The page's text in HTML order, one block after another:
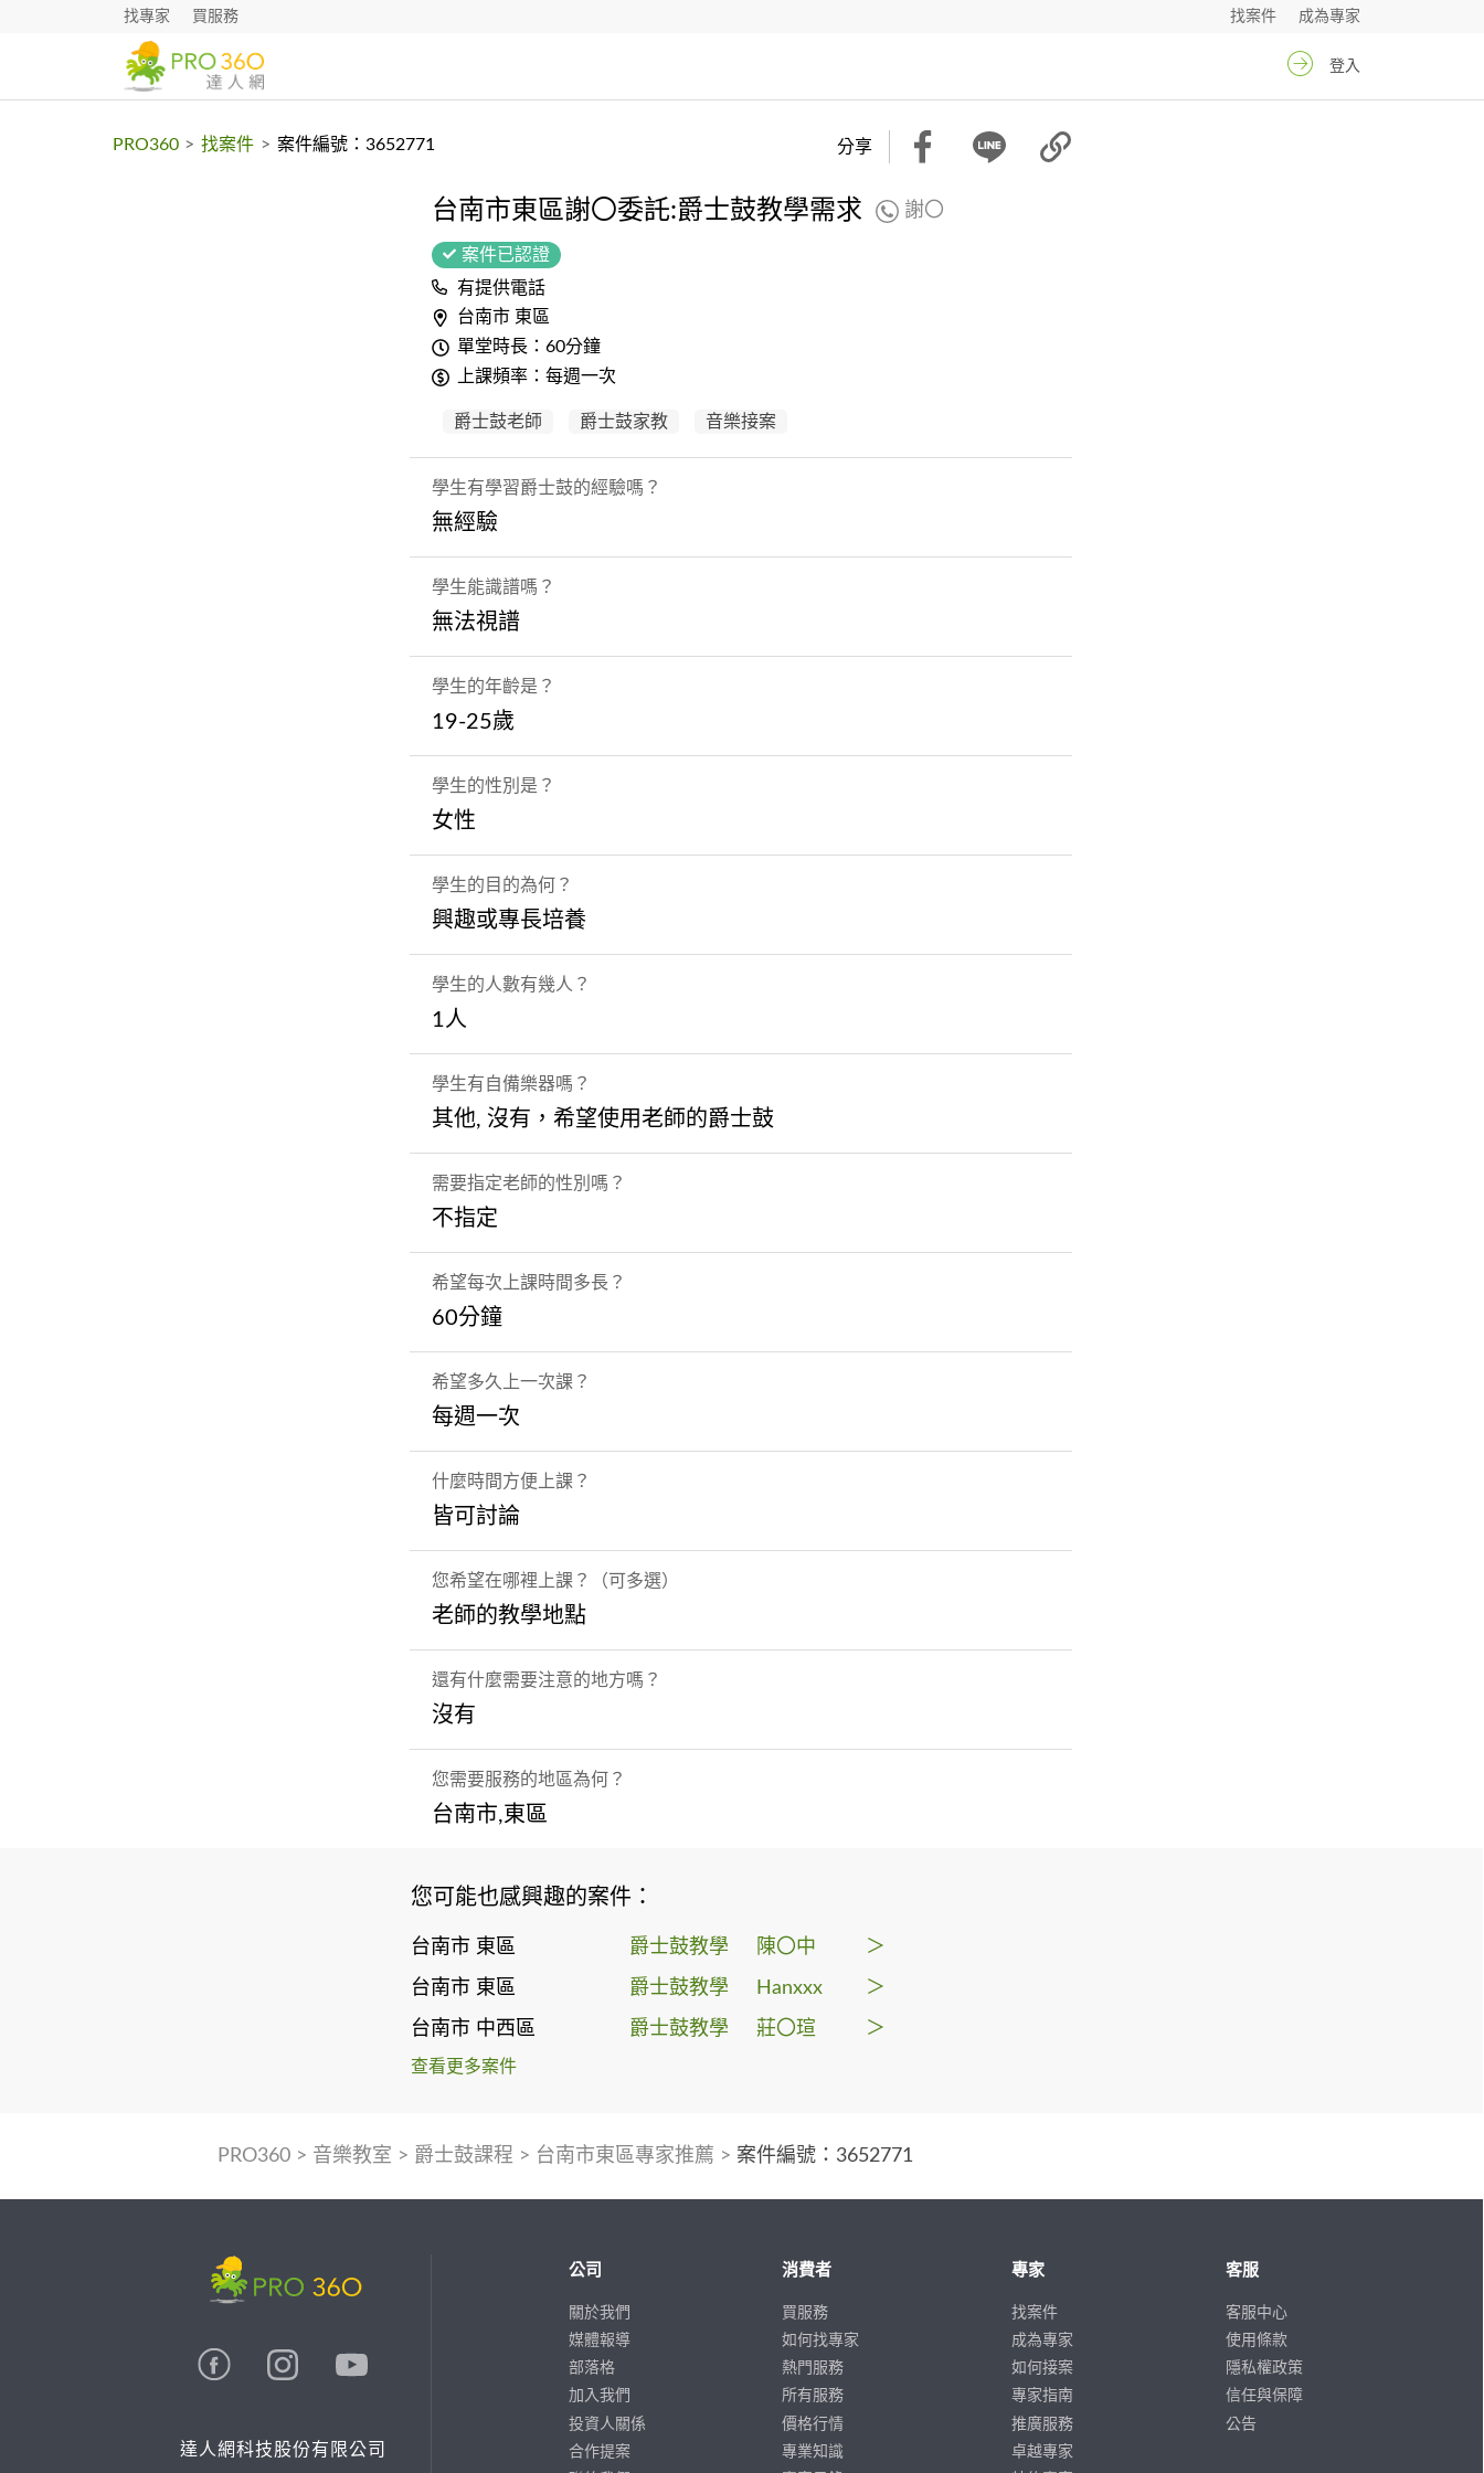
找專家 買服務 成為專家
找案件
登入
PRO360 > 找案件 > 案件編號：3652771 分享
台南市東區謝〇委託:爵士鼓教學需求 謝〇
案件已認證
有提供電話
台南市 東區
單堂時長：60分鐘
上課頻率：每週一次
爵士鼓老師 爵士鼓家教 音樂接案
學生有學習爵士鼓的經驗嗎？
無經驗
學生能識譜嗎？
無法視譜
學生的年齡是？
19-25歲
學生的性別是？
女性
學生的目的為何？
興趣或專長培養
學生的人數有幾人？
1人
學生有自備樂器嗎？
其他, 沒有，希望使用老師的爵士鼓
需要指定老師的性別嗎？
不指定
希望每次上課時間多長？
60分鐘
希望多久上一次課？
每週一次
什麼時間方便上課？
皆可討論
您希望在哪裡上課？（可多選）
老師的教學地點
還有什麼需要注意的地方嗎？
沒有
您需要服務的地區為何？
台南市,東區
您可能也感興趣的案件：
台南市 東區 爵士鼓教學 陳〇中 ＞
台南市 東區 爵士鼓教學 Hanxxx ＞
台南市 中西區 爵士鼓教學 莊〇瑄 ＞
查看更多案件
PRO360> 音樂教室 > 爵士鼓課程 > 台南市東區專家推薦 > 案件編號：3652771
達人網科技股份有限公司
公司
關於我們
媒體報導
部落格
加入我們
投資人關係
合作提案
消費者
買服務
如何找專家
熱門服務
所有服務
價格行情
專業知識
專家
找案件
成為專家
如何接案
專家指南
推廣服務
卓越專家
客服
客服中心
使用條款
隱私權政策
信任與保障
公告